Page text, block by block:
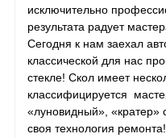
исключительно
результата радует
Сегодня к нам заехал
классической для нас
стекле! Скол имеет
классифицируется
«луновидный», «кратер»
своя технология